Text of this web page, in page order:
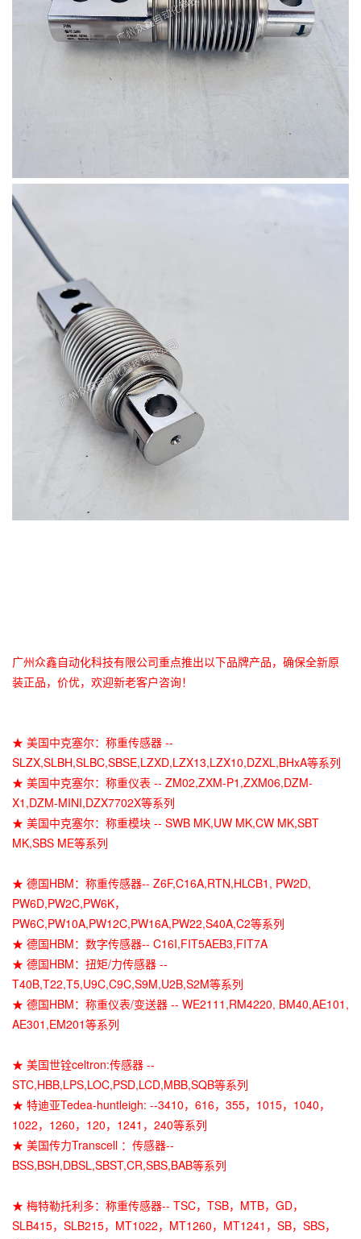
广州众鑫自动化科技有限公司重点推出以下品牌产品，确保全新原
装正品，价优，欢迎新老客户咨询！
★ 美国中克塞尔：称重传感器 --
SLZX,SLBH,SLBC,SBSE,LZXD,LZX13,LZX10,DZXL,BHxA等系列
★ 美国中克塞尔：称重仪表 -- ZM02,ZXM-P1,ZXM06,DZM-
X1,DZM-MINI,DZX7702X等系列
★ 美国中克塞尔：称重模块 -- SWB MK,UW MK,CW MK,SBT
MK,SBS ME等系列
★ 德国HBM：称重传感器-- Z6F,C16A,RTN,HLCB1, PW2D,
PW6D,PW2C,PW6K，
PW6C,PW10A,PW12C,PW16A,PW22,S40A,C2等系列
★ 德国HBM：数字传感器-- C16I,FIT5AEB3,FIT7A
★ 德国HBM：扭矩/力传感器 --
T40B,T22,T5,U9C,C9C,S9M,U2B,S2M等系列
★ 德国HBM：称重仪表/变送器 -- WE2111,RM4220, BM40,AE101,
AE301,EM201等系列
★ 美国世铨celtron:传感器 --
STC,HBB,LPS,LOC,PSD,LCD,MBB,SQB等系列
★ 特迪亚Tedea-huntleigh: --3410，616，355，1015，1040，
1022，1260，120，1241，240等系列
★ 美国传力Transcell ：传感器--
BSS,BSH,DBSL,SBST,CR,SBS,BAB等系列
★ 梅特勒托利多：称重传感器-- TSC，TSB，MTB，GD，
SLB415，SLB215，MT1022，MT1260，MT1241，SB，SBS，